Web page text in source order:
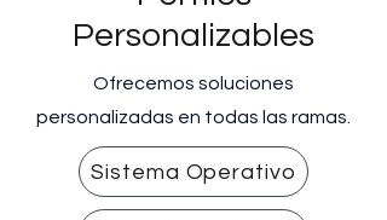
Personalizables
Ofrecemos soluciones
personalizadas en todas las ramas.
Sistema Operativo